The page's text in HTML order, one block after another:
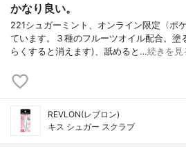
かなり良い。
221シュガーミント、オンライン限定〈ポ
ています。３種のフルーツオイル配合。塗
らくすると消えます)、舐めると…続きを見
REVLON(レブロン)
キス シュガー スクラブ